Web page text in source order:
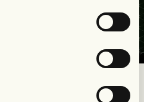
- FC Nordsjælland